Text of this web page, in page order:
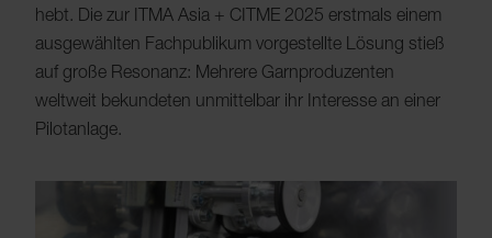
hebt. Die zur ITMA Asia + CITME 2025 erstmals einem
ausgewählten Fachpublikum vorgestellte Lösung stieß
auf große Resonanz: Mehrere Garnproduzenten
weltweit bekundeten unmittelbar ihr Interesse an einer
Pilotanlage.